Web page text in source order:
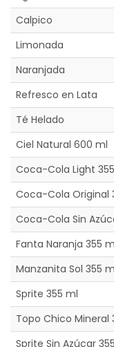
Calpico
Limonada
Naranjada
Refresco en Lata
Té Helado
Ciel Natural 600 ml
Coca-Cola Light
Coca-Cola Original
Coca-Cola Sin
Fanta Naranja 355
Manzanita Sol 355
Sprite 355 ml
Topo Chico Mineral
Sprite Sin Azúcar